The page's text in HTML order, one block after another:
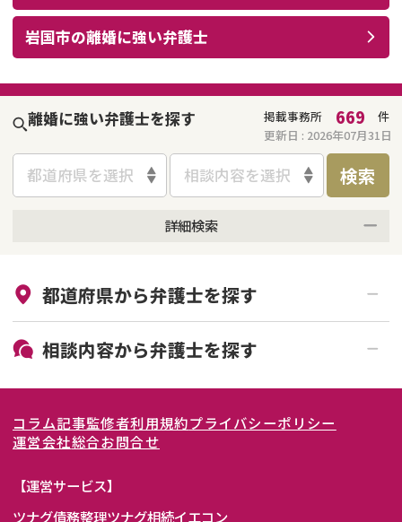
岩国市の離婚に強い弁護士
離婚に強い弁護士を探す 掲載事務所 669
件
更新日 : 2026年07月31日
都道府県を選択 相談内容を選択 検索
詳細検索
初回相談無料
土日祝の相談可能
都道府県から弁護士を探す
北海道・東北
北海道 青森県
岩手県 宮城県
秋田県
関東
東京都 神奈川県
埼玉県
東海
愛知県
関西
相談内容から弁護士を探す
離婚裁判
親権・面会交流権
不貞・不倫慰謝料請求
コラム記事監修者利用規約プライバシーポリシー
運営会社総合お問合せ
【運営サービス】
ツナグ債務整理ツナグ相続イエコン